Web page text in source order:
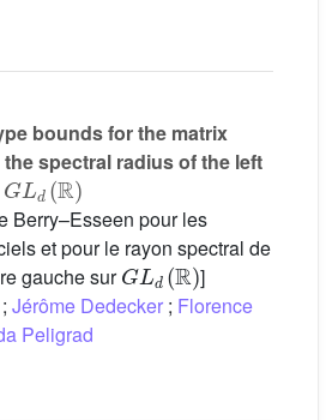
bounds for the matrix
spectral radius of the left
GLd(ℝ)
Berry–Esseen pour les
et pour le rayon spectral de
gauche sur
GLd(ℝ)
]
; Jérôme Dedecker ; Florence
Peligrad